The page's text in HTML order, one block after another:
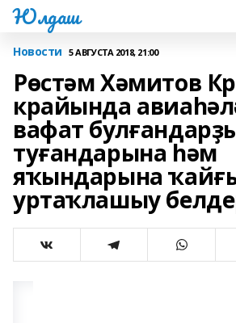
Юлдаш
Новости 5 АВГУСТА 2018, 21:00
Рөстәм Хәмитов
крайында
вафат
туғандарына һәм
яҡындарына
уртаҡлашыу